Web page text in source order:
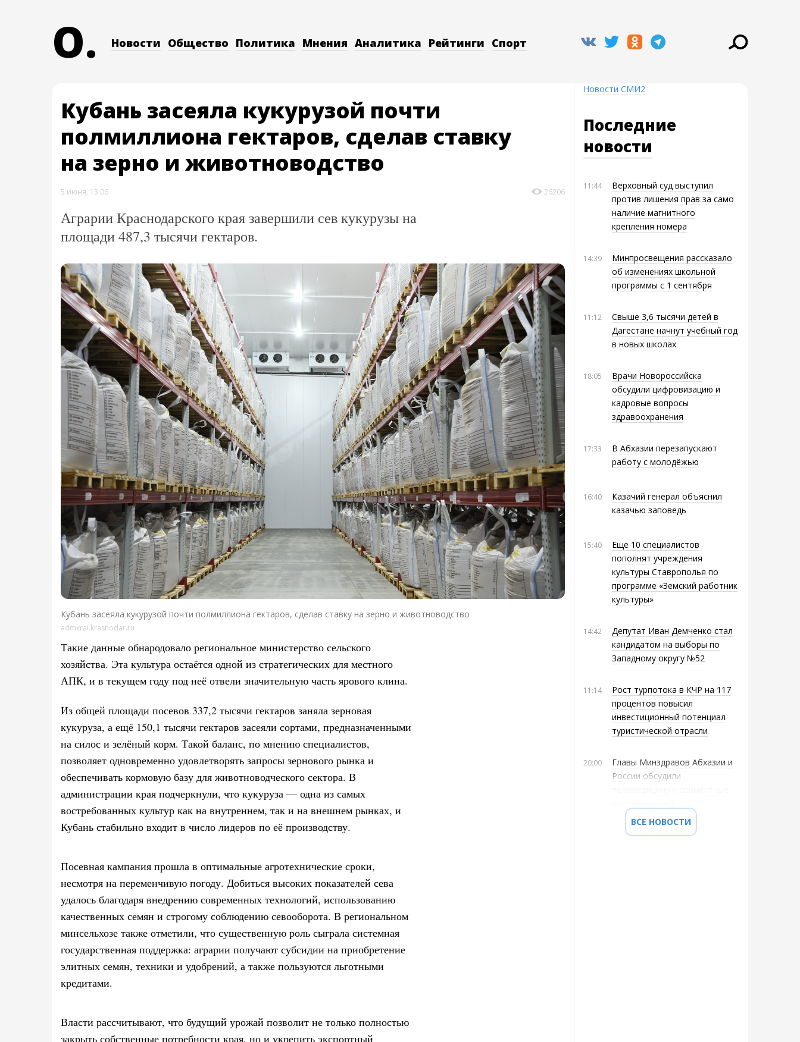
O. Новости Общество Политика Мнения Аналитика Рейтинги Спорт
Кубань засеяла кукурузой почти
полмиллиона гектаров, сделав ставку
на зерно и животноводство
5 июня, 13:06 26206
Аграрии Краснодарского края завершили сев кукурузы на
площади 487,3 тысячи гектаров.
Кубань засеяла кукурузой почти полмиллиона гектаров, сделав ставку на зерно и животноводство
admkrai.krasnodar.ru
Такие данные обнародовало региональное министерство сельского
хозяйства. Эта культура остаётся одной из стратегических для местного
АПК, и в текущем году под неё отвели значительную часть ярового клина.
Из общей площади посевов 337,2 тысячи гектаров заняла зерновая
кукуруза, а ещё 150,1 тысячи гектаров засеяли сортами, предназначенными
на силос и зелёный корм. Такой баланс, по мнению специалистов,
позволяет одновременно удовлетворять запросы зернового рынка и
обеспечивать кормовую базу для животноводческого сектора. В
администрации края подчеркнули, что кукуруза — одна из самых
востребованных культур как на внутреннем, так и на внешнем рынках, и
Кубань стабильно входит в число лидеров по её производству.
Посевная кампания прошла в оптимальные агротехнические сроки,
несмотря на переменчивую погоду. Добиться высоких показателей сева
удалось благодаря внедрению современных технологий, использованию
качественных семян и строгому соблюдению севооборота. В региональном
минсельхозе также отметили, что существенную роль сыграла системная
государственная поддержка: аграрии получают субсидии на приобретение
элитных семян, техники и удобрений, а также пользуются льготными
кредитами.
Власти рассчитывают, что будущий урожай позволит не только полностью
закрыть собственные потребности края, но и укрепить экспортный
Новости СМИ2
Последние
новости
11:44
Верховный суд выступил
против лишения прав за само
наличие магнитного
крепления номера
14:39
Минпросвещения рассказало
об изменениях школьной
программы с 1 сентября
11:12
Свыше 3,6 тысячи детей в
Дагестане начнут учебный год
в новых школах
18:05
Врачи Новороссийска
обсудили цифровизацию и
кадровые вопросы
здравоохранения
17:33
В Абхазии перезапускают
работу с молодёжью
16:40
Казачий генерал объяснил
казачью заповедь
15:40
Еще 10 специалистов
пополнят учреждения
культуры Ставрополья по
программе «Земский работник
культуры»
14:42
Депутат Иван Демченко стал
кандидатом на выборы по
Западному округу №52
11:14
Рост турпотока в КЧР на 117
процентов повысил
инвестиционный потенциал
туристической отрасли
20:00
Главы Минздравов Абхазии и
России обсудили
ВСЕ НОВОСТИ